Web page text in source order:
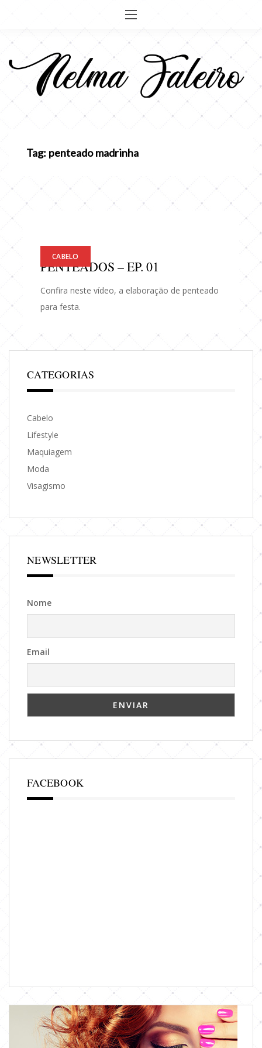
conteúdo
Tag: penteado madrinha
CABELO
PENTEADOS – EP. 01
Confira neste vídeo, a elaboração de penteado
para festa.
CATEGORIAS
Cabelo
Lifestyle
Maquiagem
Moda
Visagismo
NEWSLETTER
Nome
Email
FACEBOOK